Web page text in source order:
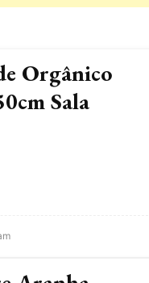
Orgânico
Sala